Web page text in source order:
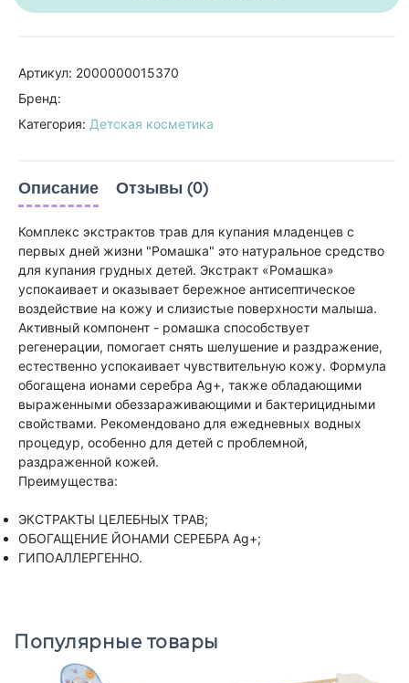
Артикул: 2000000015370
Бренд:
Категория: Детская косметика
Описание Отзывы (0)
Комплекс экстрактов трав для купания младенцев с
первых дней жизни "Ромашка" это натуральное средство
для купания грудных детей. Экстракт «Ромашка»
успокаивает и оказывает бережное антисептическое
воздействие на кожу и слизистые поверхности малыша.
Активный компонент - ромашка способствует
регенерации, помогает снять шелушение и раздражение,
естественно успокаивает чувствительную кожу. Формула
обогащена ионами серебра Ag+, также обладающими
выраженными обеззараживающими и бактерицидными
свойствами. Рекомендовано для ежедневных водных
процедур, особенно для детей с проблемной,
раздраженной кожей.
Преимущества:
ЭКСТРАКТЫ ЦЕЛЕБНЫХ ТРАВ;
ОБОГАЩЕНИЕ ЙОНАМИ СЕРЕБРА Ag+;
ГИПОАЛЛЕРГЕННО.
Популярные товары